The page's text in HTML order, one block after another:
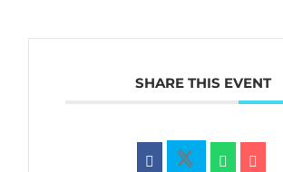
SHARE THIS EVENT